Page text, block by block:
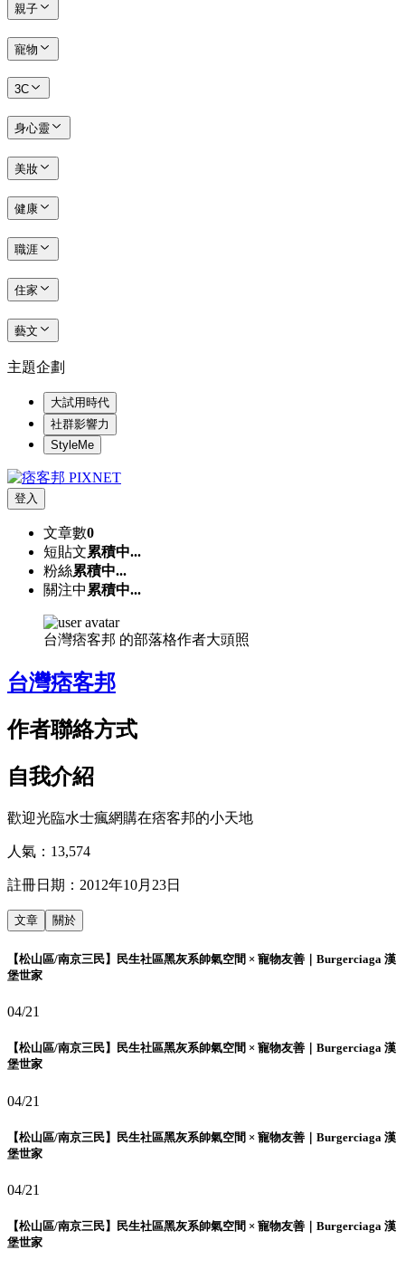
親子
寵物
3C
身心靈
美妝
健康
職涯
住家
藝文
主題企劃
大試用時代
社群影響力
StyleMe
登入
文章數0
短貼文累積中...
粉絲累積中...
關注中 累積中...
台灣痞客邦 的部落格作者大頭照
台灣痞客邦
作者聯絡方式
自我介紹
歡迎光臨水士瘋網購在痞客邦的小天地
人氣： 13,574
註冊日期： 2012年10月23日
文章 關於
【松山區/南京三民】民生社區黑灰系帥氣空間 × 寵物友善｜Burgerciaga 漢
堡世家
04/21
【松山區/南京三民】民生社區黑灰系帥氣空間 × 寵物友善｜Burgerciaga 漢
堡世家
04/21
【松山區/南京三民】民生社區黑灰系帥氣空間 × 寵物友善｜Burgerciaga 漢
堡世家
04/21
【松山區/南京三民】民生社區黑灰系帥氣空間 × 寵物友善｜Burgerciaga 漢
堡世家